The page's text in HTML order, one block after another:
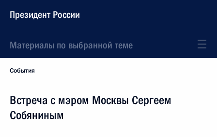
Президент России
Материалы по выбранной теме
События
Встреча с мэром Москвы Сергеем
Собяниным